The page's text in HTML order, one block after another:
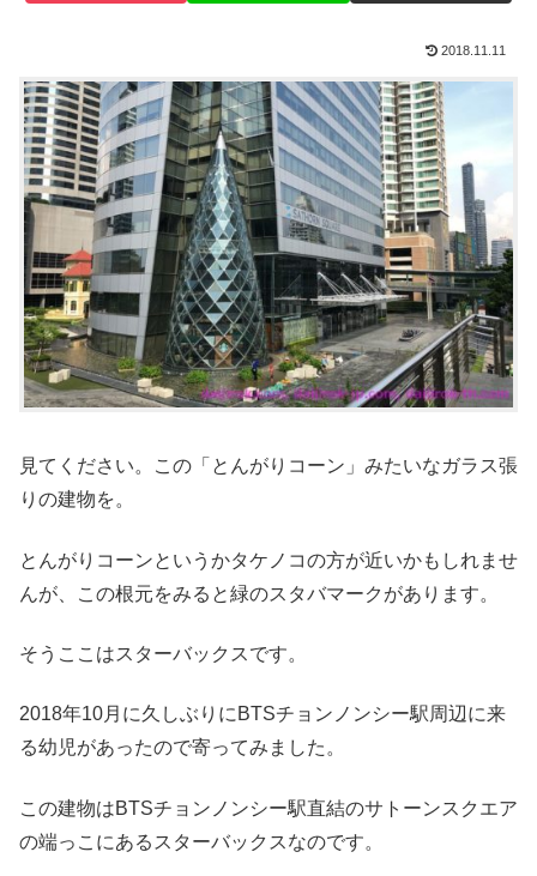
2018.11.11
見てください。この「とんがりコーン」みたいなガラス張
りの建物を。
とんがりコーンというかタケノコの方が近いかもしれませ
んが、この根元をみると緑のスタバマークがあります。
そうここはスターバックスです。
2018年10月に久しぶりにBTSチョンノンシー駅周辺に来
る幼児があったので寄ってみました。
この建物はBTSチョンノンシー駅直結のサトーンスクエア
の端っこにあるスターバックスなのです。